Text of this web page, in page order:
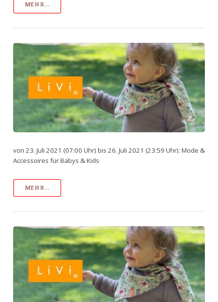
MEHR...
von 23. Juli 2021 (07:00 Uhr) bis 26. Juli 2021 (23:59 Uhr): Mode &
Accessoires für Babys & Kids
MEHR...